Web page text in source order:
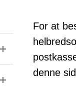
For at
denne